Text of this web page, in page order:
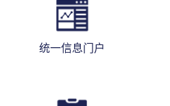
统一信息门户